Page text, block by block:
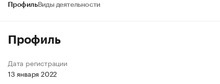
ПрофильВиды деятельности
Профиль
Дата регистрации
13 января 2022